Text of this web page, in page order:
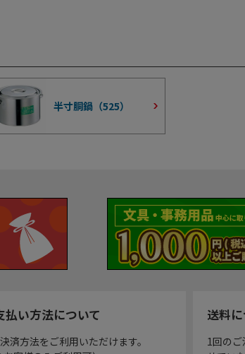
半寸胴鍋（525）
い方法について
済方法をご利用いただけます。
送料
1回の